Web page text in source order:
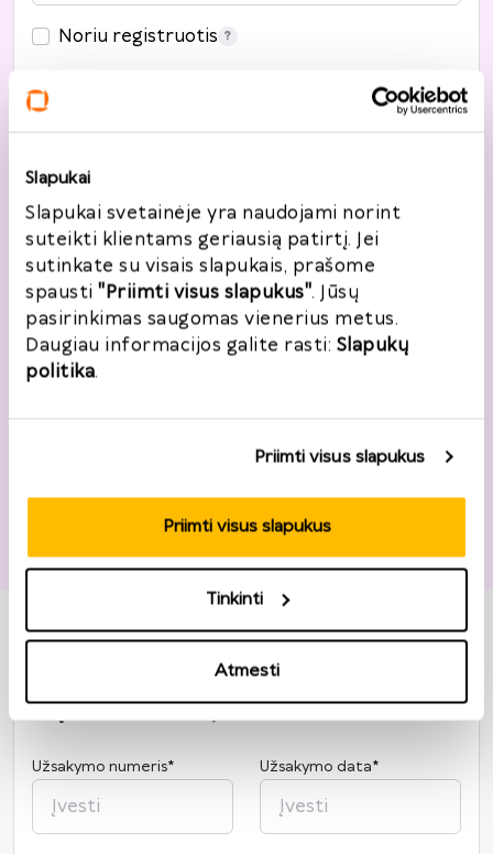
Slapukai
Slapukai svetainėje yra naudojami norint
suteikti klientams geriausią patirtį. Jei
sutinkate su visais slapukais, prašome
spausti "Priimti visus slapukus". Jūsų
pasirinkimas saugomas vienerius metus.
Daugiau informacijos galite rasti: Slapukų
politika.
Priimti visus slapukus
Priimti visus slapukus
Tinkinti
Atmesti
Noriu registruotis
Šalis*
Lietuva
Gatvė, namo nr. *
Užsakymo numeris* Užsakymo data*